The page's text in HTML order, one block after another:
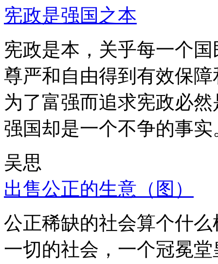
宪政是强国之本
宪政是本，关乎每一个
尊严和自由得到有效保
为了富强而追求宪政必
强国却是一个不争的事实
吴思
出售公正的生意（图）
公正稀缺的社会算个什
一切的社会，一个冠冕